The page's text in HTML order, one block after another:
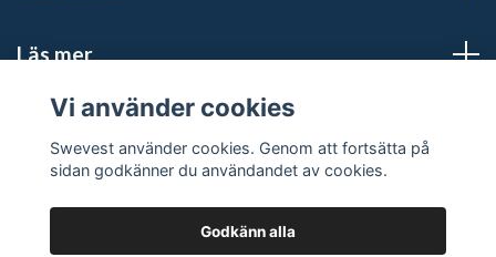
Läs mer
Sociala medier
Vi använder cookies
Swevest använder cookies. Genom att fortsätta på
sidan godkänner du användandet av cookies.
Godkänn alla